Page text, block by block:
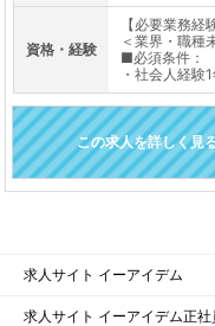
資格・経験
【必要業務経
＜業界・職種
■必須条件：
・社会人経験
この求人を詳しく見
求人サイト イーアイデム
求人サイト イーアイデム正社